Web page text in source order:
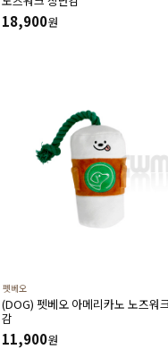
18,900원
펫베오
(DOG) 펫베오 아메리카노 노즈워
감
11,900원